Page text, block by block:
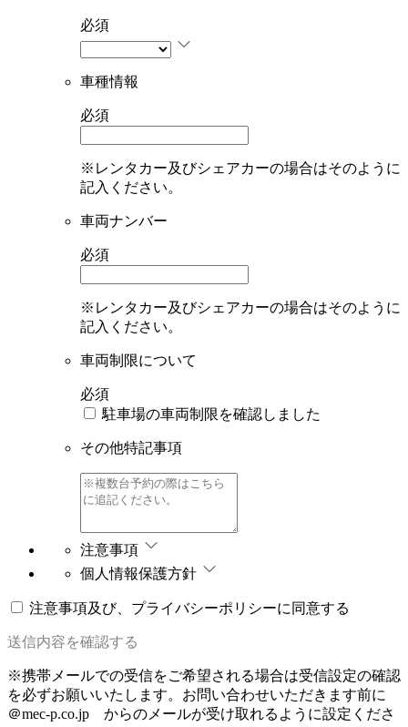
必須
車種情報
必須
※レンタカー及びシェアカーの場合はそのように
記入ください。
車両ナンバー
必須
※レンタカー及びシェアカーの場合はそのように
記入ください。
車両制限について
必須
駐車場の車両制限を確認しました
その他特記事項
注意事項
個人情報保護方針
注意事項及び、プライバシーポリシーに同意する
送信内容を確認する
※携帯メールでの受信をご希望される場合は受信設定の確認
を必ずお願いいたします。 お問い合わせいただきます前に
＠mec-p.co.jp からのメールが受け取れるように設定くださ